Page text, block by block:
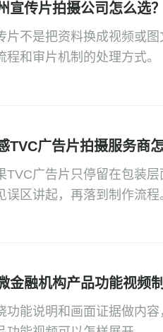
宣传片拍摄公司怎么选？
片不是把资料换成视频或
程和审片机制的处理方式。
TVC广告片拍摄服务商怎
TVC广告片只停留在包装
误区讲起，再落到制作流程
金融机构产品功能视频
功能说明和画面证据做内